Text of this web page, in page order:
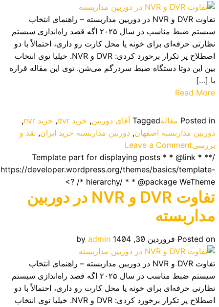
تفاوت DVR و NVR در دوربین مداربسته – راهنمای انتخاب
سیستم ضبط مناسب در سال ۲۰۲۵ اگه قصد راه‌اندازی سیستم
نظارتی حرفه‌ای برای خونه یا محل کارت رو داری، احتمالاً با دو
اصطلاح پر تکرار برخورد کردی: DVR و NVR. خیلیا توی انتخاب
بین این دوتا دستگاه ضبط سردرگم می‌شن. توی این مقاله قراره
با […]
Read More
Posted in مقالهTagged آقای دوربین, خرید dvr , خرید nvr
,
دوربین مداربسته اصفهان, دوربین مداربسته خرید ایران, نقد و
بررسیLeave a Comment
تفاوت
DVR
و
NVR
در
/** * Template part for displaying posts * * @link
https://developer.wordpress.org/themes/basics/template-
hierarchy/ * * @package WeTheme */ ?>
تفاوت DVR و NVR در دوربین
مداربسته
Posted on فروردین 30, 1404 by admin
تفاوت DVR و NVR در دوربین مداربسته – راهنمای انتخاب
سیستم ضبط مناسب در سال ۲۰۲۵ اگه قصد راه‌اندازی سیستم
نظارتی حرفه‌ای برای خونه یا محل کارت رو داری، احتمالاً با دو
اصطلاح پر تکرار برخورد کردی: DVR و NVR. خیلیا توی انتخاب